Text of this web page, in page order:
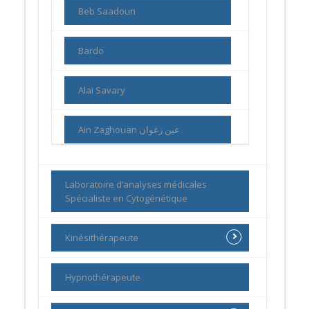
Beb Saadoun
Bardo
Alai Savary
Ain Zaghouan عين زغوان
Laboratoire d’analyses médicales
Spécialiste en Cytogénétique
Kinésithérapeute
Hypnothérapeute